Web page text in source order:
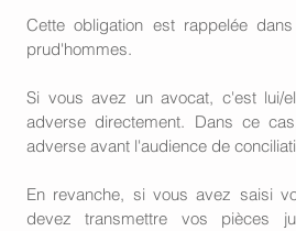
Cette obligation est rappelée
prud'hommes.
Si vous avez un avocat, c'est lui/
adverse directement. Dans ce
adverse avant l'audience de
En revanche, si vous avez saisi
devez transmettre vos pièces